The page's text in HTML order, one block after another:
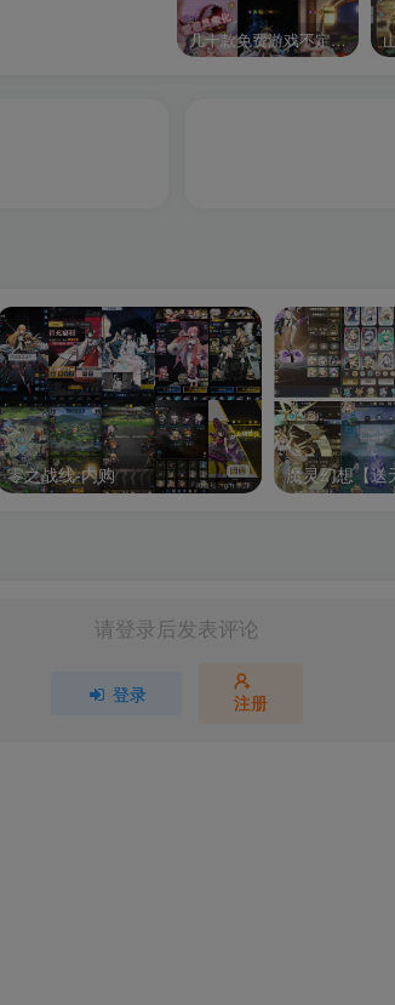
几十款免费游戏不定时更新自行测试
零之战线-内购 魔灵幻想【送
请登录后发表评论
登录 注册